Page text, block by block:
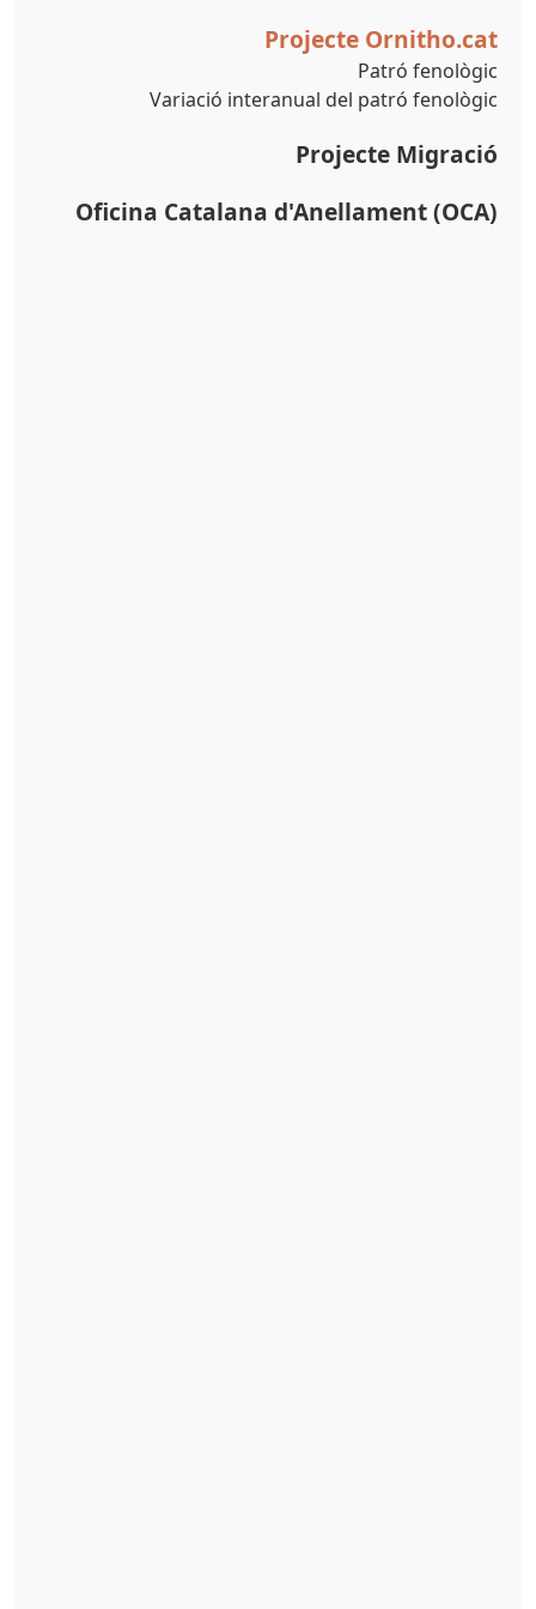
Projecte Ornitho.cat
Patró fenològic
Variació interanual del patró fenològic
Projecte Migració
Oficina Catalana d'Anellament (OCA)